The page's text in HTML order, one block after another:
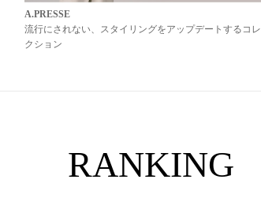
A.PRESSE
流行にされない、スタイリングをアップデートするコレ
クション
RANKING